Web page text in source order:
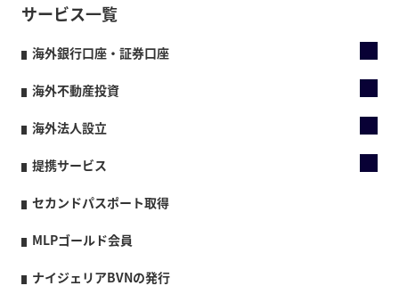
サービス一覧
海外銀行口座・証券口座
海外不動産投資
海外法人設立
提携サービス
セカンドパスポート取得
MLPゴールド会員
ナイジェリアBVNの発行